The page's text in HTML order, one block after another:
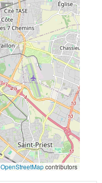
OpenStreetMapcontributors